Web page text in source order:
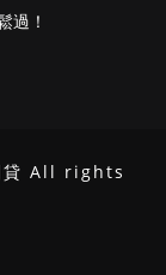
過！
貸 All rights